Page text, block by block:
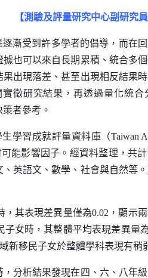
【測驗及評量研究中心副研究
漸受到許多學者的倡導，而在
也可以來自長期累積、統合多
出現落差、甚至出現相反結果
徵研究結果，再透過量化統合
者參考。
學習成就評量資料庫（Taiwan
能影響因子。經資料整理，共
英語文、數學、社會與自然等
其表現差異量僅為0.02，顯示
女時，其整體平均表現差異量
新移民子女於整體學科表現有稍
分析結果發現在四、六、八年